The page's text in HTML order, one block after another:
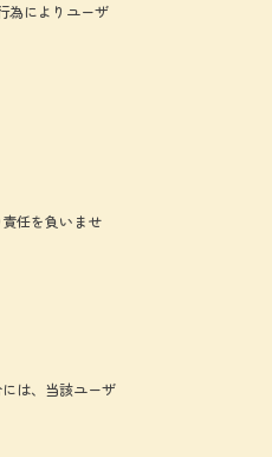
為によりユーザ
任を負いませ
は、当該ユーザ